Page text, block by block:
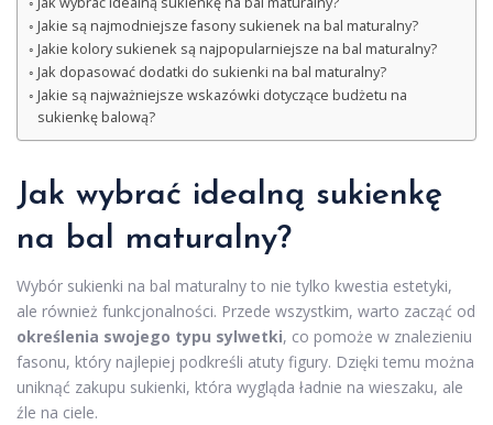
Jakie są najmodniejsze fasony sukienek na bal maturalny?
Jakie kolory sukienek są najpopularniejsze na bal maturalny?
Jak dopasować dodatki do sukienki na bal maturalny?
Jakie są najważniejsze wskazówki dotyczące budżetu na
sukienkę balową?
Jak wybrać idealną sukienkę
na bal maturalny?
Wybór sukienki na bal maturalny to nie tylko kwestia estetyki,
ale również funkcjonalności. Przede wszystkim, warto zacząć od
określenia swojego typu sylwetki, co pomoże w znalezieniu
fasonu, który najlepiej podkreśli atuty figury. Dzięki temu można
uniknąć zakupu sukienki, która wygląda ładnie na wieszaku, ale
źle na ciele.